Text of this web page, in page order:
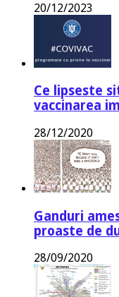
20/12/2023
Ce lipseste
vaccinarea
28/12/2020
Ganduri
proaste de
28/09/2020